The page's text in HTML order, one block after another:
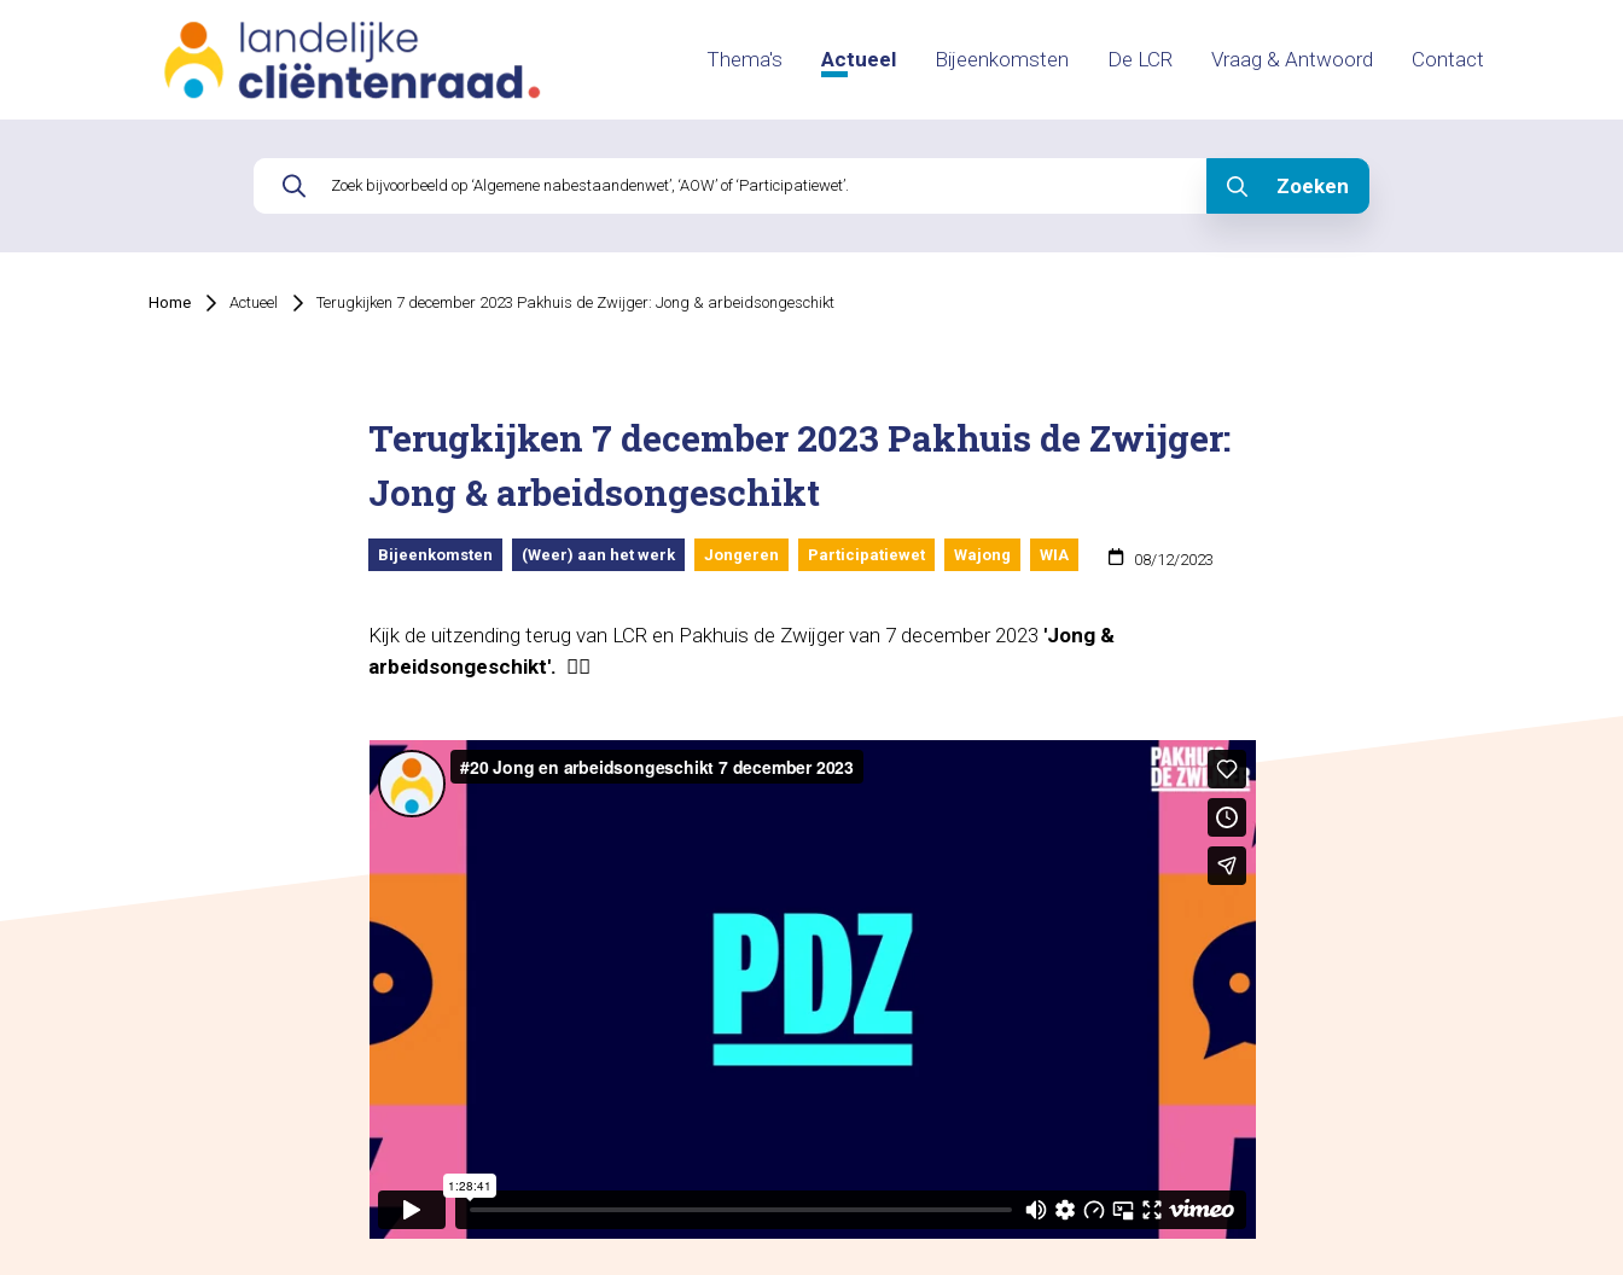
Thema's Actueel Bijeenkomsten De LCR Vraag & Antwoord Contact
Zoeken
Home Actueel Terugkijken 7 december 2023 Pakhuis de Zwijger: Jong & arbeidsongeschikt
Terugkijken 7 december 2023 Pakhuis de Zwijger:
Jong & arbeidsongeschikt
Bijeenkomsten (Weer) aan het werk Jongeren Participatiewet Wajong WIA 08/12/2023
Kijk de uitzending terug van LCR en Pakhuis de Zwijger van 7 december 2023 'Jong &
arbeidsongeschikt'. 👇🏾